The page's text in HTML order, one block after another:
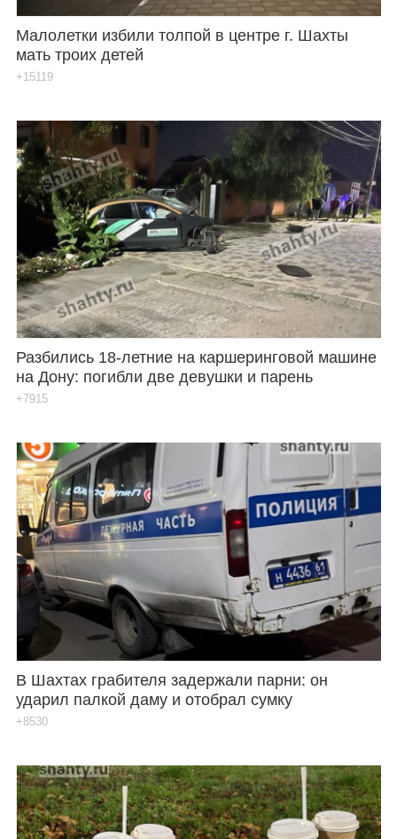
Малолетки избили толпой в центре г. Шахты
мать троих детей
+15119
Разбились 18-летние на каршеринговой машине
на Дону: погибли две девушки и парень
+7915
В Шахтах грабителя задержали парни: он
ударил палкой даму и отобрал сумку
+8530